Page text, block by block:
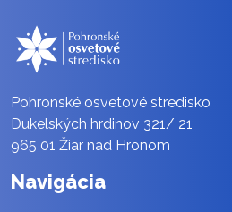
Pohronské osvetové stredisko
Dukelských hrdinov 321/ 21
965 01 Žiar nad Hronom
Navigácia